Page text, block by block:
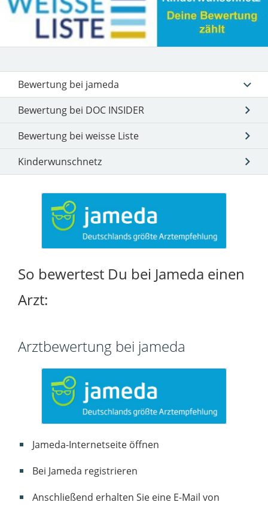
Bewertung bei jameda
Bewertung bei DOC INSIDER
Bewertung bei weisse Liste
Kinderwunschnetz
So bewertest Du bei Jameda einen
Arzt:
Arztbewertung bei jameda
Jameda-Internetseite öffnen
Bei Jameda registrieren
Anschließend erhalten Sie eine E-Mail von